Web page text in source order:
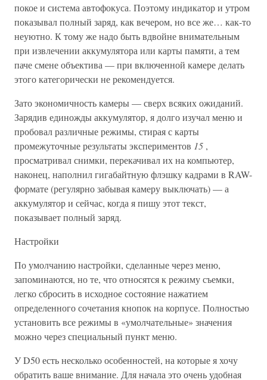
покое и система автофокуса. Поэтому индикатор и утром
показывал полный заряд, как вечером, но все же… как-то
неуютно. К тому же надо быть вдвойне внимательным
при извлечении аккумулятора или карты памяти, а тем
паче смене объектива — при включенной камере делать
этого категорически не рекомендуется.
Зато экономичность камеры — сверх всяких ожиданий.
Зарядив единожды аккумулятор, я долго изучал меню и
пробовал различные режимы, стирая с карты
промежуточные результаты экспериментов 15 ,
просматривал снимки, перекачивал их на компьютер,
наконец, наполнил гигабайтную флэшку кадрами в RAW-
формате (регулярно забывая камеру выключать) — а
аккумулятор и сейчас, когда я пишу этот текст,
показывает полный заряд.
Настройки
По умолчанию настройки, сделанные через меню,
запоминаются, но те, что относятся к режиму съемки,
легко сбросить в исходное состояние нажатием
определенного сочетания кнопок на корпусе. Полностью
установить все режимы в «умолчательные» значения
можно через специальный пункт меню.
У D50 есть несколько особенностей, на которые я хочу
обратить ваше внимание. Для начала это очень удобная